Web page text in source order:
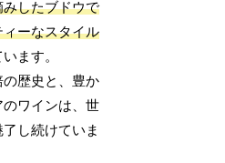
みしたブドウで
ーなスタイル
ます。
歴史と、豊か
ワインは、世
し続けていま